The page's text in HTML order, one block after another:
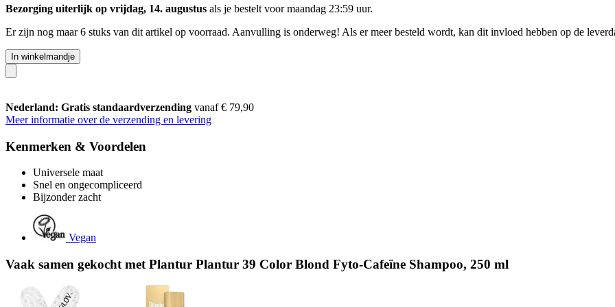
Bezorging uiterlijk op vrijdag, 14. augustus als je bestelt voormaandag 23:59 uur.
Er zijn nog maar 6 stuks van dit artikel op voorraad. Aanvulling is onderweg! Als er meer besteld wordt, kan dit invloed hebben op de
In winkelmandje
Nederland: Gratis standaardverzending vanaf € 79,90
Meer informatie over de verzending en levering
Kenmerken & Voordelen
Universele maat
Snel en ongecompliceerd
Bijzonder zacht
Vegan
Vaak samen gekocht met Plantur Plantur 39 Color Blond Fyto-Cafeïne Shampoo, 250 ml